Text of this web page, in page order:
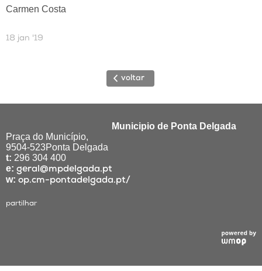
Carmen Costa
18 jan '19
voltar
Municipio de Ponta Delgada
Praça do Município,
9504-523Ponta Delgada
t: 296 304 400
e: geral@mpdelgada.pt
w: op.cm-pontadelgada.pt/
partilhar